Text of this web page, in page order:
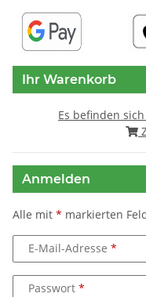
Ihr Warenkorb
Es befinden
Anmelden
Alle mit * markierten
E-Mail-Adresse
Passwort